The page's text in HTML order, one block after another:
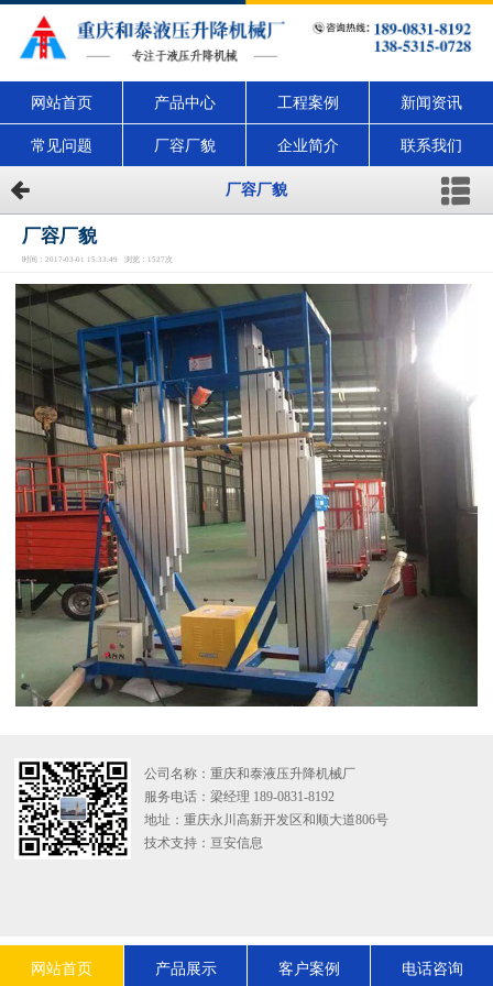
网站首页 产品中心 工程案例 新闻资讯
常见问题 厂容厂貌 企业简介 联系我们
厂容厂貌
厂容厂貌
时间：2017-03-01 15:33:49 浏览：1527次
公司名称：重庆和泰液压升降机械厂
服务电话：梁经理 189-0831-8192
地址：重庆永川高新开发区和顺大道806号
技术支持： 亘安信息
网站首页 产品展示 客户案例 电话咨询